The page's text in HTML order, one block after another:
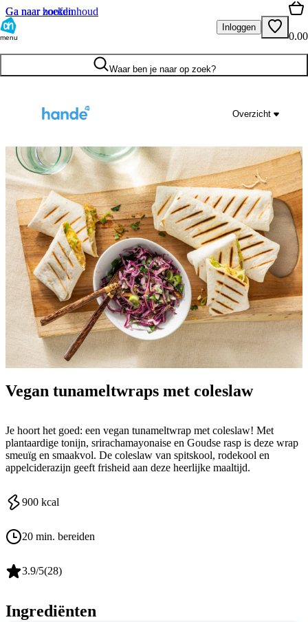
Ga naar hoofdinhoud
Ga naar zoeken
menu
Inloggen
0.00
Waar ben je naar op zoek?
Overzicht
Vegan tunameltwraps met coleslaw
Je hoort het goed: een vegan tunameltwrap met coleslaw! Met
plantaardige tonijn, srirachamayonaise en Goudse rasp is deze wrap
smeuïg en smaakvol. De coleslaw van spitskool, rodekool en
appelciderazijn geeft frisheid aan deze heerlijke maaltijd.
900 kcal
20 min. bereiden
3.9/5(28)
Ingrediënten